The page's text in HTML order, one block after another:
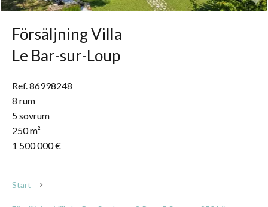
Försäljning Villa
Le Bar-sur-Loup
Ref. 86998248
8 rum
5 sovrum
250 m²
1 500 000 €
Start